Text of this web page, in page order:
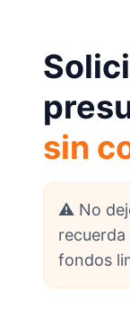
sin
⚠️ No
fondos